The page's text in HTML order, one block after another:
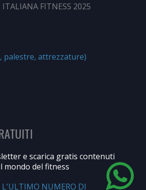
FITNESS 2025
palestre, attrezzature)
e scarica gratis contenuti
mondo del fitness
L'ULTIMO NUMERO DI